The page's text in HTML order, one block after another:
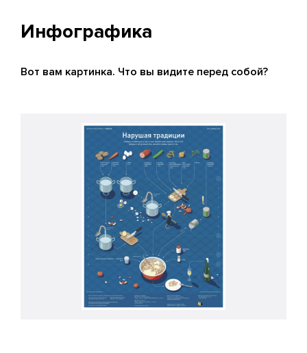
Инфографика
Вот вам картинка. Что вы видите перед собой?